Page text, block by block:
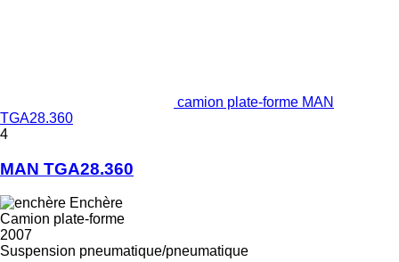
camion plate-forme MAN
TGA28.360
4
MAN TGA28.360
Enchère
Camion plate-forme
2007
Suspension pneumatique/pneumatique